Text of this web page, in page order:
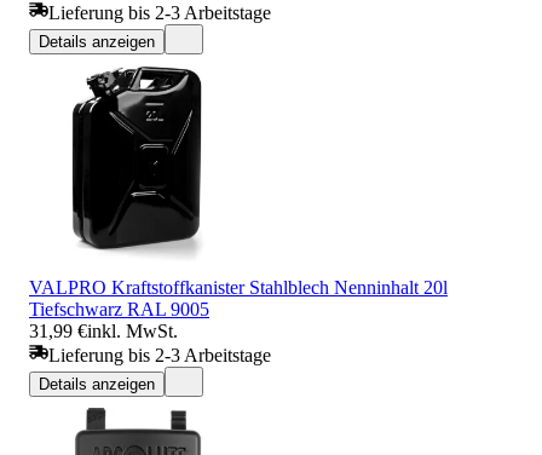
Lieferung bis 2-3 Arbeitstage
Details anzeigen
VALPRO Kraftstoffkanister Stahlblech Nenninhalt 20l
Tiefschwarz RAL 9005
31,99 €inkl. MwSt.
Lieferung bis 2-3 Arbeitstage
Details anzeigen